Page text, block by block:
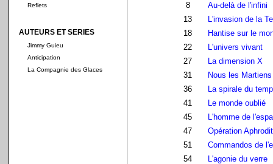
Reflets
AUTEURS ET SERIES
Jimmy Guieu
Anticipation
La Compagnie des Glaces
8
Au-delà de l'infini
13
L'invasion de la
18
Hantise sur le
22
L'univers vivant
27
La dimension X
31
Nous les Martiens
36
La spirale du
41
Le monde oublié
45
L'homme de
47
Opération
51
Commandos de
54
L'agonie du verre